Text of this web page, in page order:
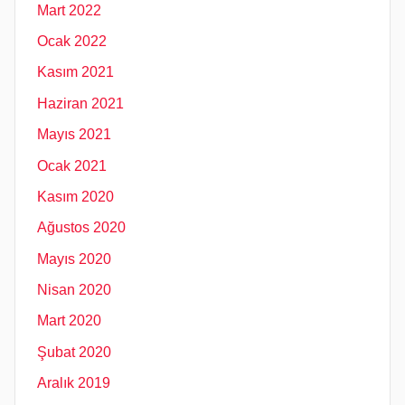
Mart 2022
Ocak 2022
Kasım 2021
Haziran 2021
Mayıs 2021
Ocak 2021
Kasım 2020
Ağustos 2020
Mayıs 2020
Nisan 2020
Mart 2020
Şubat 2020
Aralık 2019